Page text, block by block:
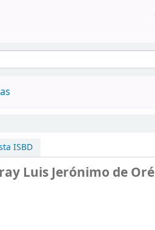
ISBD
Luis Jerónimo de Oré